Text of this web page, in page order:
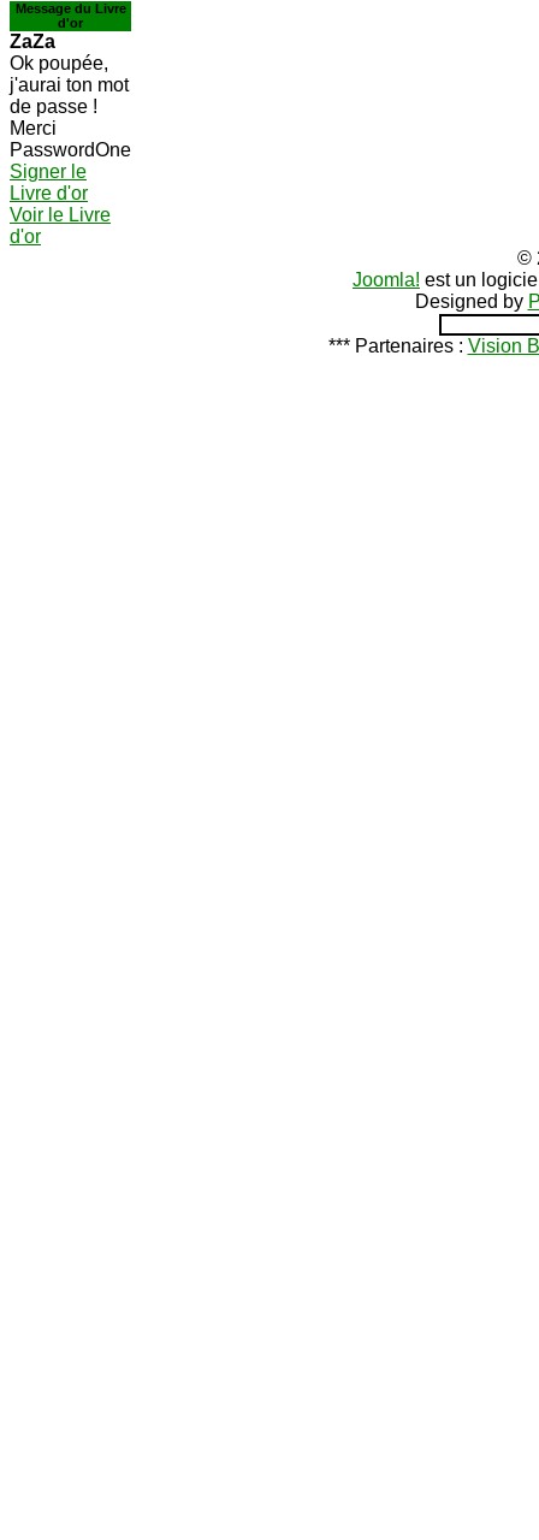
Message du Livre
d'or
ZaZa
Ok poupée,
j'aurai ton mot
de passe !
Merci
PasswordOne
Signer le
Livre d'or
Voir le Livre
d'or
©
Joomla! est un
Designed by
*** Partenaires : Vision